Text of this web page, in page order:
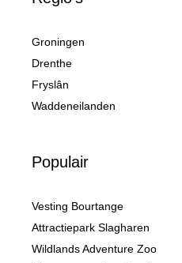
Groningen
Drenthe
Fryslân
Waddeneilanden
Populair
Vesting Bourtange
Attractiepark Slagharen
Wildlands Adventure Zoo